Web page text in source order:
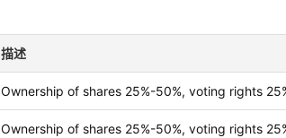
描述
Ownership of shares 25%-50%, voting rights
Ownership of shares 25%-50%, voting rights